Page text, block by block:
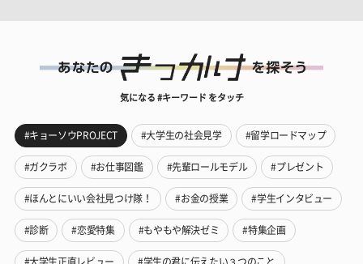
気になる #キーワード をタッチ
#キョーソウPROJECT #大学生の社会見学 #留学ロードマップ
#ガクラボ #お仕事図鑑 #先輩ロールモデル #プレゼント
#ほんとにいい会社見つけ隊！ #お金の授業 #学生インタビュー
#診断 #恋愛特集 #もやもや解決ゼミ #特集企画
#大学生正直レビュー #学生の君に伝えたい３つのこと